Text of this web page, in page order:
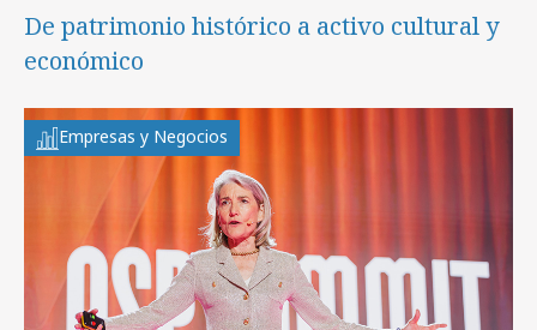
De patrimonio histórico a activo cultural y
económico
Empresas y Negocios